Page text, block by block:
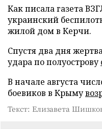
Как писала газета
украинский
жилой дом в Керчи.
Спустя два дня
удара по полуострову
В начале августа
боевиков в Крыму
Текст: Елизавета